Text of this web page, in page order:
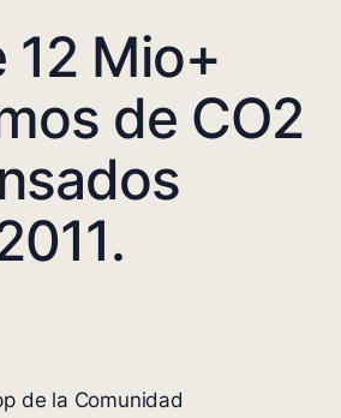
12 Mio+
de CO2
de la Comunidad